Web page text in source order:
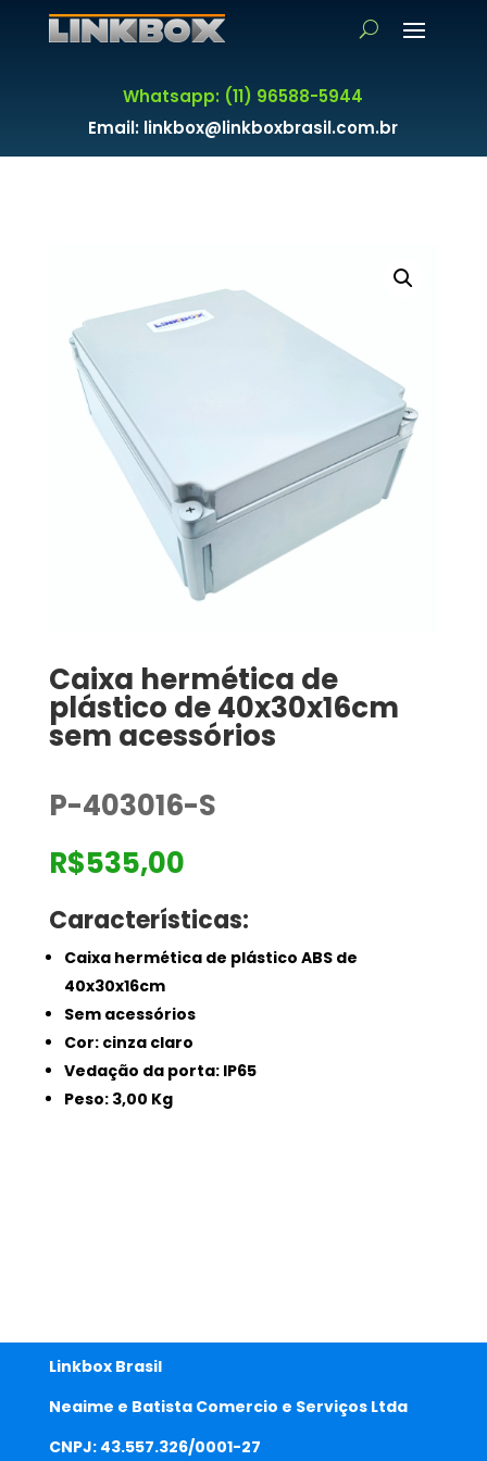
Whatsapp: (11) 96588-5944
Email: linkbox@linkboxbrasil.com.br
Caixa hermética de
plástico de 40x30x16cm
sem acessórios
P-403016-S
R$535,00
Características:
Caixa hermética de plástico ABS de
40x30x16cm
Sem acessórios
Cor: cinza claro
Vedação da porta: IP65
Peso: 3,00 Kg
Linkbox Brasil
Neaime e Batista Comercio e Serviços Ltda
CNPJ: 43.557.326/0001-27